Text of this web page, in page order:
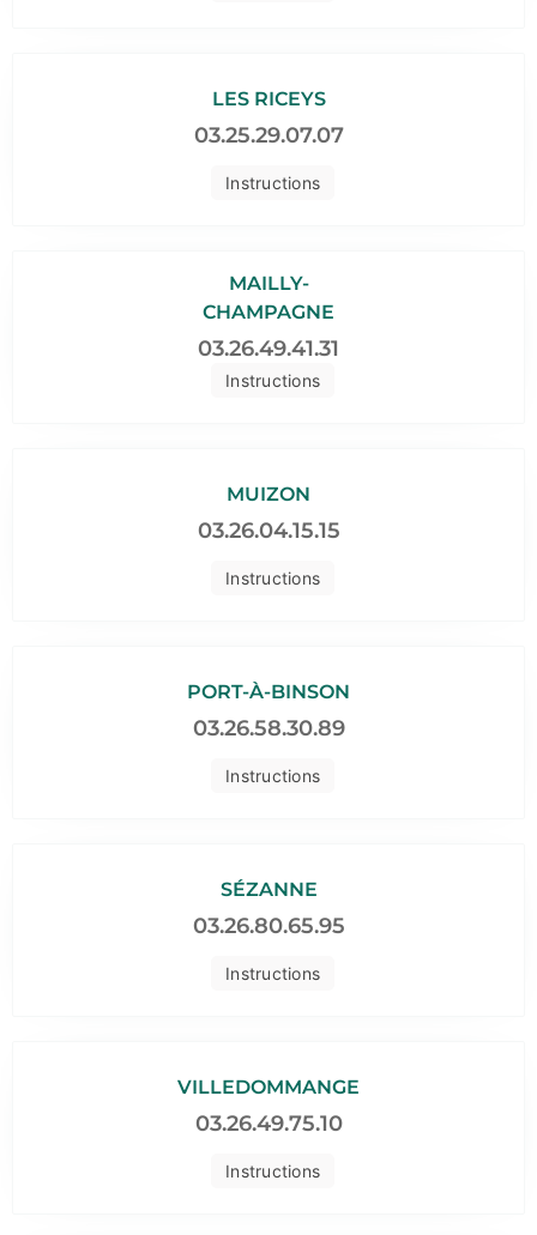
Instructions
LES RICEYS
03.25.29.07.07
Instructions
MAILLY-
CHAMPAGNE
03.26.49.41.31
Instructions
MUIZON
03.26.04.15.15
Instructions
PORT-À-BINSON
03.26.58.30.89
Instructions
SÉZANNE
03.26.80.65.95
Instructions
VILLEDOMMANGE
03.26.49.75.10